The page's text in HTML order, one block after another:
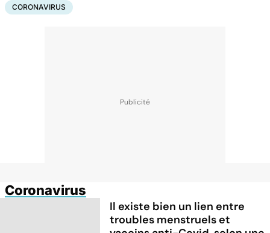
CORONAVIRUS
Coronavirus
Il existe bien un lien entre
troubles menstruels et